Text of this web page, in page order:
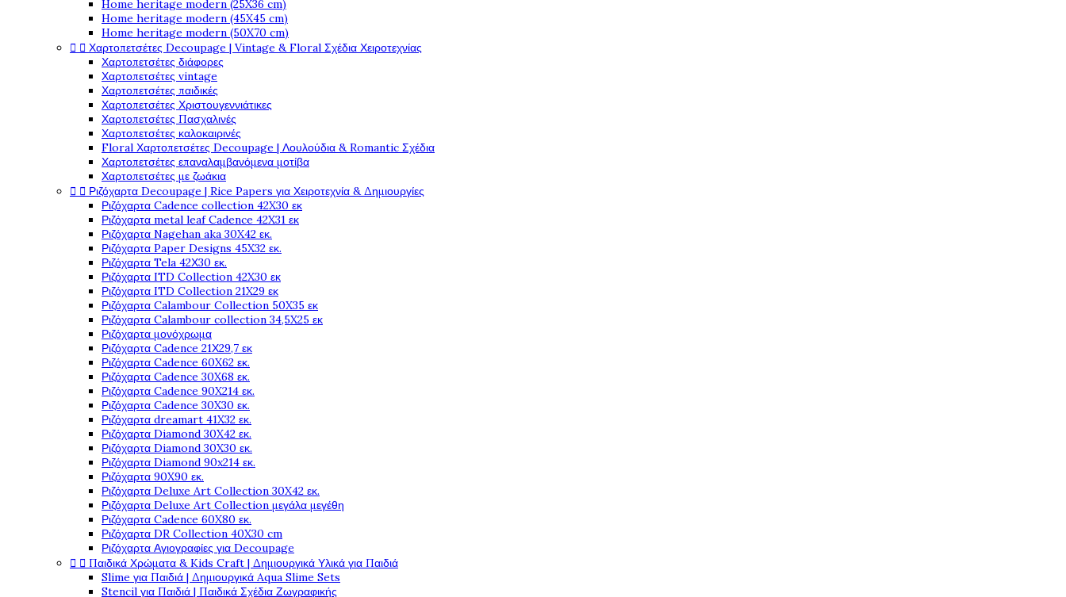
Home heritage modern (25X36 cm)
Home heritage modern (45X45 cm)
Home heritage modern (50X70 cm)
  Χαρτοπετσέτες Decoupage | Vintage & Floral Σχέδια Χειροτεχνίας
Χαρτοπετσέτες διάφορες
Χαρτοπετσέτες vintage
Χαρτοπετσέτες παιδικές
Χαρτοπετσέτες Χριστουγεννιάτικες
Χαρτοπετσέτες Πασχαλινές
Χαρτοπετσέτες καλοκαιρινές
Floral Χαρτοπετσέτες Decoupage | Λουλούδια & Romantic Σχέδια
Χαρτοπετσέτες επαναλαμβανόμενα μοτίβα
Χαρτοπετσέτες με ζωάκια
  Ριζόχαρτα Decoupage | Rice Papers για Χειροτεχνία & Δημιουργίες
Ριζόχαρτα Cadence collection 42X30 εκ
Ριζόχαρτα metal leaf Cadence 42X31 εκ
Ριζόχαρτα Nagehan aka 30X42 εκ.
Ριζόχαρτα Paper Designs 45X32 εκ.
Ριζόχαρτα Tela 42Χ30 εκ.
Ριζόχαρτα ITD Collection 42X30 εκ
Ριζόχαρτα ITD Collection 21X29 εκ
Ριζόχαρτα Calambour Collection 50X35 εκ
Ριζόχαρτα Calambour collection 34,5X25 εκ
Ριζόχαρτα μονόχρωμα
Ριζόχαρτα Cadence 21Χ29,7 εκ
Ριζόχαρτα Cadence 60X62 εκ.
Ριζόχαρτα Cadence 30X68 εκ.
Ριζόχαρτα Cadence 90X214 εκ.
Ριζόχαρτα Cadence 30X30 εκ.
Ριζόχαρτα dreamart 41X32 εκ.
Ριζόχαρτα Diamond 30X42 εκ.
Ριζόχαρτα Diamond 30X30 εκ.
Ριζόχαρτα Diamond 90x214 εκ.
Ριζόχαρτα 90X90 εκ.
Ριζόχαρτα Deluxe Art Collection 30X42 εκ.
Ριζόχαρτα Deluxe Art Collection μεγάλα μεγέθη
Ριζόχαρτα Cadence 60X80 εκ.
Ριζόχαρτα DR Collection 40X30 cm
Ριζόχαρτα Αγιογραφίες για Decoupage
  Παιδικά Χρώματα & Kids Craft | Δημιουργικά Υλικά για Παιδιά
Slime για Παιδιά | Δημιουργικά Aqua Slime Sets
Stencil για Παιδιά | Παιδικά Σχέδια Ζωγραφικής